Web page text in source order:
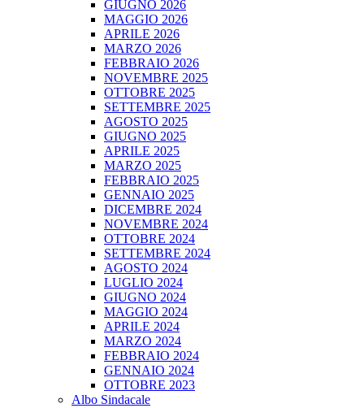
GIUGNO 2026
MAGGIO 2026
APRILE 2026
MARZO 2026
FEBBRAIO 2026
NOVEMBRE 2025
OTTOBRE 2025
SETTEMBRE 2025
AGOSTO 2025
GIUGNO 2025
APRILE 2025
MARZO 2025
FEBBRAIO 2025
GENNAIO 2025
DICEMBRE 2024
NOVEMBRE 2024
OTTOBRE 2024
SETTEMBRE 2024
AGOSTO 2024
LUGLIO 2024
GIUGNO 2024
MAGGIO 2024
APRILE 2024
MARZO 2024
FEBBRAIO 2024
GENNAIO 2024
OTTOBRE 2023
Albo Sindacale